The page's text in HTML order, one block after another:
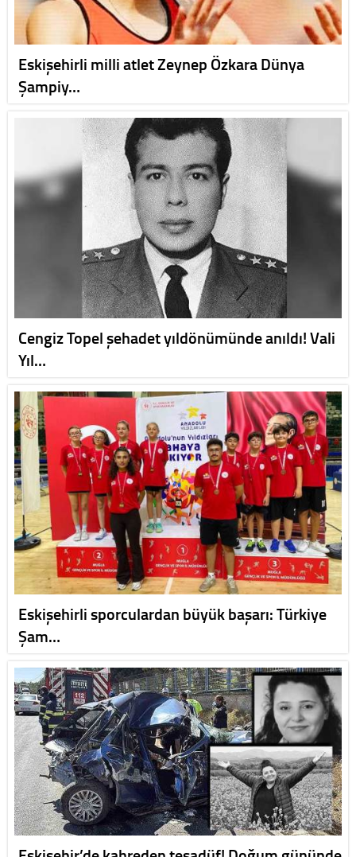
Eskişehirli milli atlet Zeynep Özkara Dünya
Şampiy…
Cengiz Topel şehadet yıldönümünde anıldı! Vali
Yıl…
Eskişehirli sporculardan büyük başarı: Türkiye
Şam…